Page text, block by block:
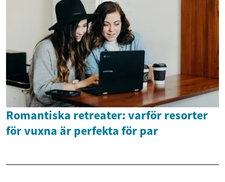
Romantiska retreater: varför resorter
för vuxna är perfekta för par